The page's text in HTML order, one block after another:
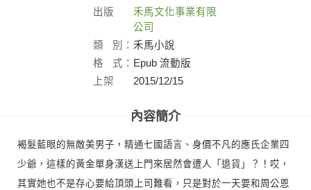
出版
禾馬文化事業有限
公司
類
別： 禾馬小說
格
式： Epub 流動版
上架
2015/12/15
內容簡介
褐髮藍眼的無敵美男子，精通七國語言、身價不凡的應氏企業四
少爺，這樣的黃金單身漢送上門來居然會遭人「退貨」？！哎，
其實她也不是存心要給頂頭上司難看，只是對於一天要和周公恩